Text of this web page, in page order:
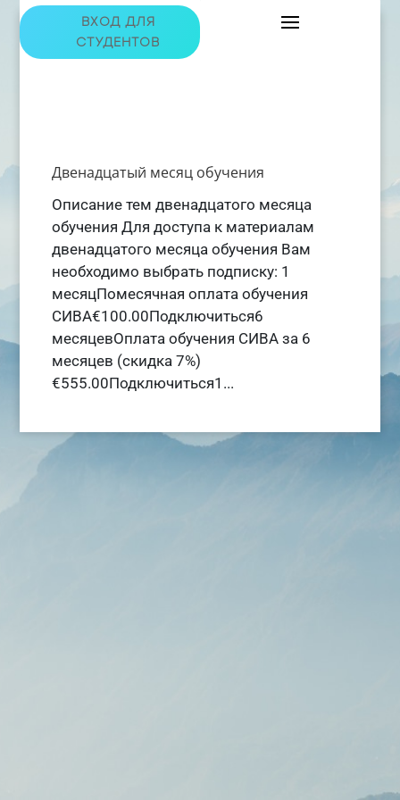
ВХОД ДЛЯ
СТУДЕНТОВ
Двенадцатый месяц обучения
Описание тем двенадцатого месяца
обучения Для доступа к материалам
двенадцатого месяца обучения Вам
необходимо выбрать подписку: 1
месяцПомесячная оплата обучения
СИВА€100.00Подключиться6
месяцевОплата обучения СИВА за 6
месяцев (скидка 7%)
€555.00Подключиться1...